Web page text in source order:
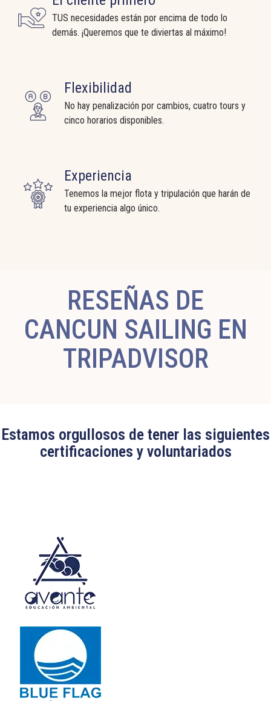
TUS necesidades están por encima de todo lo
demás. ¡Queremos que te diviertas al máximo!
Flexibilidad
No hay penalización por cambios, cuatro tours y
cinco horarios disponibles.
Experiencia
Tenemos la mejor flota y tripulación que harán de
tu experiencia algo único.
RESEÑAS DE
CANCUN SAILING EN
TRIPADVISOR
Estamos orgullosos de tener las siguientes
certificaciones y voluntariados
Edit widget Share